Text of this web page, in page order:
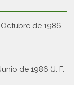
Octubre de 1986
de 1986 (J. F.